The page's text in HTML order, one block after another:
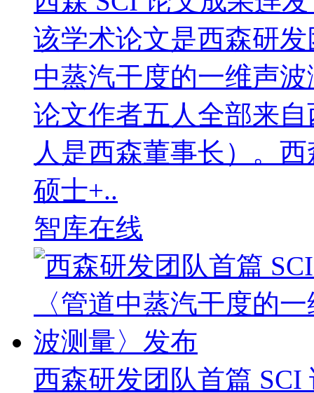
该学术论文是西森研
中蒸汽干度的一维声
论文作者五人全部来
人是西森董事长）。
硕士+..
智库在线
西森研发团队首篇